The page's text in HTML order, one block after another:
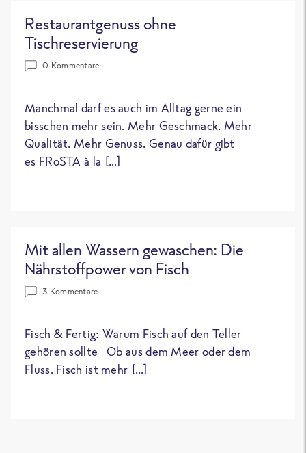
Restaurantgenuss ohne
Tischreservierung
0 Kommentare
Manchmal darf es auch im Alltag gerne ein
bisschen mehr sein. Mehr Geschmack. Mehr
Qualität. Mehr Genuss. Genau dafür gibt
es FRoSTA à la […]
Mit allen Wassern gewaschen: Die
Nährstoffpower von Fisch
3 Kommentare
Fisch & Fertig: Warum Fisch auf den Teller
gehören sollte Ob aus dem Meer oder dem
Fluss. Fisch ist mehr […]